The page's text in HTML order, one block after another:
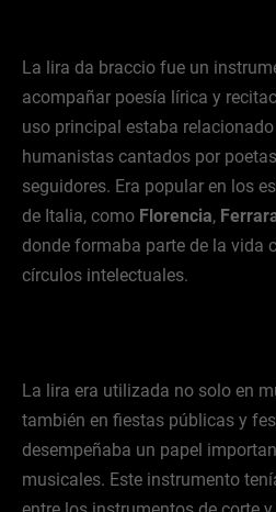
La lira da braccio fue un
acompañar poesía lírica y
uso principal estaba
humanistas cantados por
seguidores. Era popular en los
de Italia, como Florencia,
donde formaba parte de la vida
círculos intelectuales.
La lira era utilizada no solo en
también en fiestas públicas y
desempeñaba un papel
musicales. Este instrumento